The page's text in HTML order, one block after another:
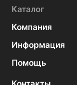
Каталог
Компания
Информация
Помощь